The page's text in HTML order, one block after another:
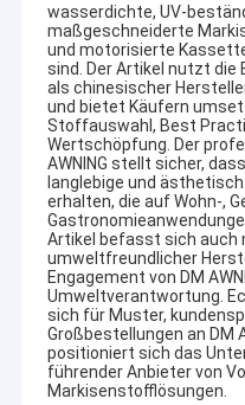
wasserdichte, UV-
maßgeschneiderte
und motorisierte
sind. Der Artikel nutzt die
als chinesischer
und bietet Käufern
Stoffauswahl, Best
Wertschöpfung. Der
AWNING stellt sicher,
langlebige und
erhalten, die auf Wohn-,
Artikel befasst sich auch
umweltfreundlicher
Engagement von DM
Umweltverantwortung.
sich für Muster,
Großbestellungen an DM
positioniert sich das
führender Anbieter von
Markisenstofflösungen.